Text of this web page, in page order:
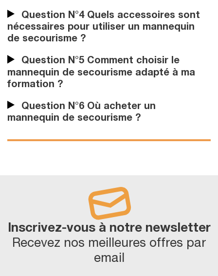
Question N°4 Quels accessoires sont
nécessaires pour utiliser un mannequin
de secourisme ?
Question N°5 Comment choisir le
mannequin de secourisme adapté à ma
formation ?
Question N°6 Où acheter un
mannequin de secourisme ?
Inscrivez-vous à notre newsletter
Recevez nos meilleures offres par
email